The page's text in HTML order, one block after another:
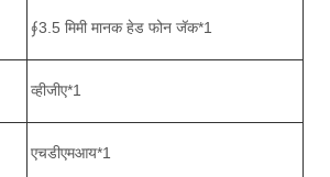
∮3.5 मिमी मानक हेड फोन जॅक*1
व्हीजीए*1
एचडीएमआय*1